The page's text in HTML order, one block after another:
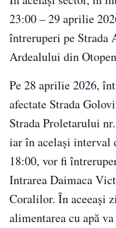
23:00 – 29 aprilie
întreruperi pe Strada
Ardealului din
Pe 28 aprilie 2026,
afectate Strada
Strada Proletarului
iar în același interval
18:00, vor fi
Intrarea Daimaca
Coralilor. În aceeași
alimentarea cu apă